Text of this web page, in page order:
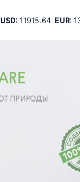
USD:11915.64 EUR: